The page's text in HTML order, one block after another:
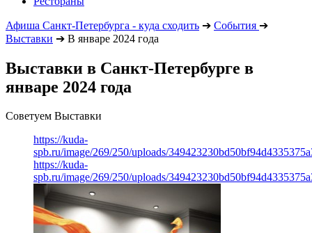
Афиша Санкт-Петербурга - куда сходить ➔ События ➔
Выставки ➔ В январе 2024 года
Выставки в Санкт-Петербурге в
январе 2024 года
Советуем Выставки
https://kuda-
spb.ru/image/269/250/uploads/
https://kuda-
spb.ru/image/269/250/uploads/